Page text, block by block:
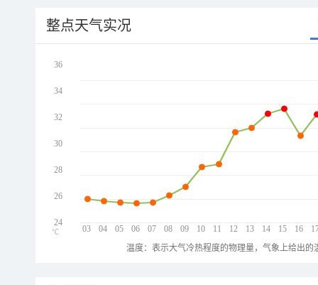
整点天气实况
03 04 05 06 07 08 09 10 11 12 13 14 15 16
36
34
32
30
28
26
24
℃
温度：表示大气冷热程度的物理量，气象上给出